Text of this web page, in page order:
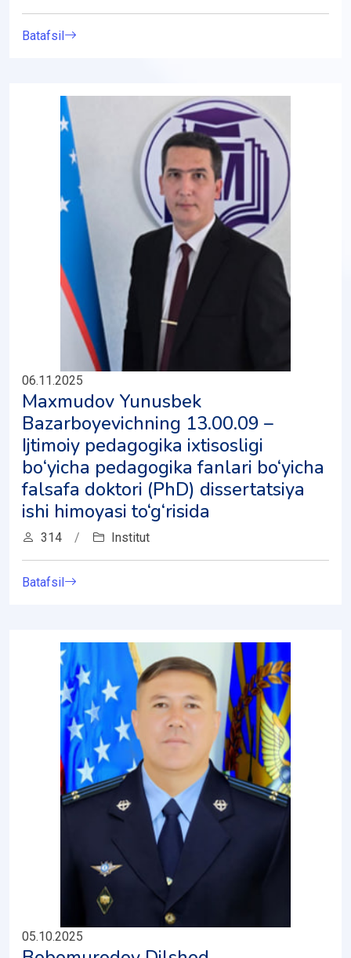
Batafsil
06.11.2025
Maxmudov Yunusbek
Bazarboyevichning 13.00.09 –
Ijtimoiy pedagogika ixtisosligi
bо‘yicha pedagogika fanlari bo‘yicha
falsafa doktori (PhD) dissertatsiya
ishi himoyasi to‘g‘risida
314 / Institut
Batafsil
05.10.2025